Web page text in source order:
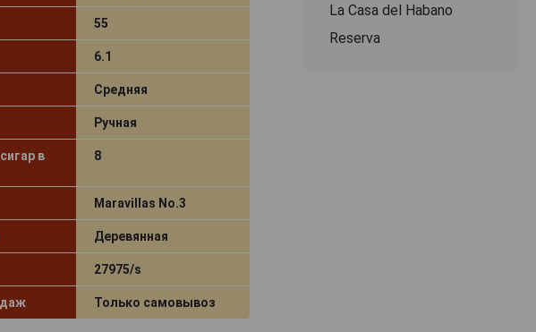
55
6.1
Средняя
Ручная
в
8
Maravillas No.3
Деревянная
27975/s
Только самовывоз
La Casa del Habano
Reserva